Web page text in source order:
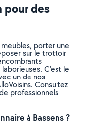
pour des
porter une
sur le trottoir
C’est le
un de nos
Consultez
professionnels
à Bassens ?